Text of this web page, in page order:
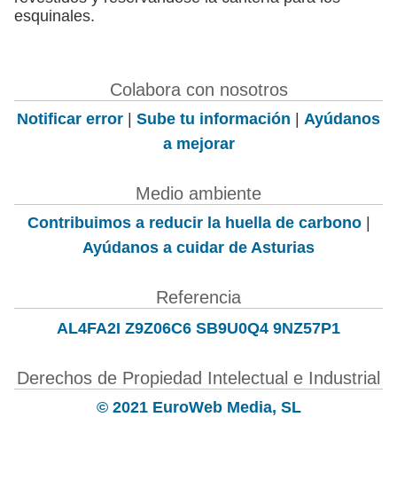
esquinales.
Colabora con nosotros
Notificar error | Sube tu información | Ayúdanos
a mejorar
Medio ambiente
Contribuimos a reducir la huella de carbono|
Ayúdanos a cuidar de Asturias
Referencia
AL4FA2I Z9Z06C6 SB9U0Q4 9NZ57P1
Derechos de Propiedad Intelectual e Industrial
© 2021 EuroWeb Media, SL